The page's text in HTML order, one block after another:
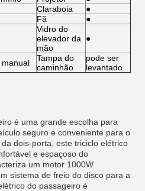
Claraboia
●
Fã ●
Vidro do
elevador da
mão
●
Tampa do
caminhão
pode ser
levantado
é uma grande escolha para
seguro e conveniente para o
dois-porta, este triciclo elétrico
e espaçoso do
um motor 1000W
sistema de freio do disco para a
do passageiro é